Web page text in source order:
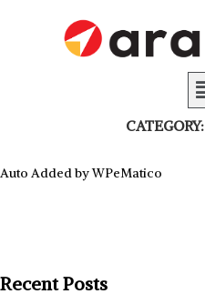
CATEGORY:
Auto Added by WPeMatico
Recent Posts